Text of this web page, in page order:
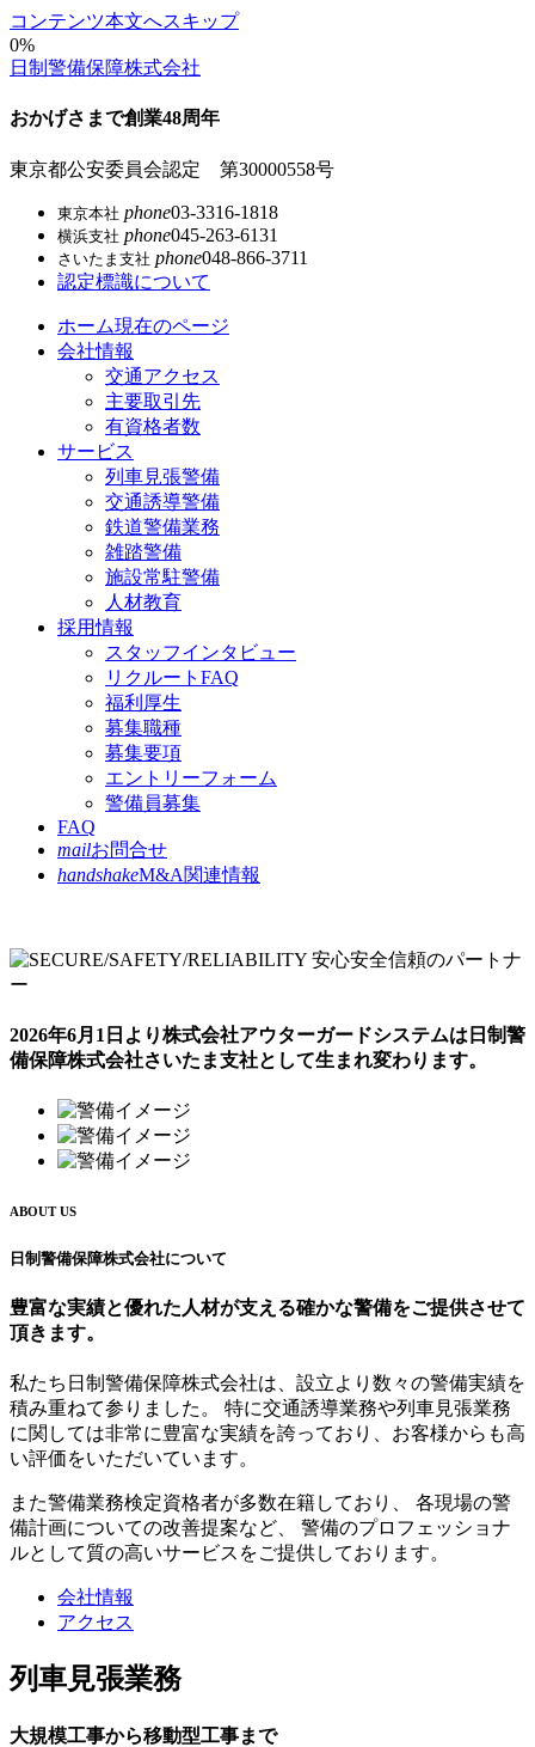
コンテンツ本文へスキップ
0%
日制警備保障株式会社
おかげさまで創業48周年
東京都公安委員会認定 第30000558号
東京本社 phone03-3316-1818
横浜支社 phone045-263-6131
さいたま支社 phone048-866-3711
認定標識について
ホーム現在のページ
会社情報
交通アクセス
主要取引先
有資格者数
サービス
列車見張警備
交通誘導警備
鉄道警備業務
雑踏警備
施設常駐警備
人材教育
採用情報
スタッフインタビュー
リクルートFAQ
福利厚生
募集職種
募集要項
エントリーフォーム
警備員募集
FAQ
mailお問合せ
handshakeM&A関連情報
2026年6月1日より株式会社アウターガードシステムは 日制警
備保障株式会社さいたま支社として生まれ変わります。
ABOUT US
日制警備保障株式会社について
豊富な実績と優れた人材が支える確かな警備をご提供させて
頂きます。
私たち日制警備保障株式会社は、設立より数々の警備実績を
積み重ねて参りました。 特に交通誘導業務や列車見張業務
に関しては非常に豊富な実績を誇っており、お客様からも高
い評価をいただいています。
また警備業務検定資格者が多数在籍しており、 各現場の警
備計画についての改善提案など、 警備のプロフェッショナ
ルとして質の高いサービスをご提供しております。
会社情報
アクセス
列車見張業務
大規模工事から移動型工事まで